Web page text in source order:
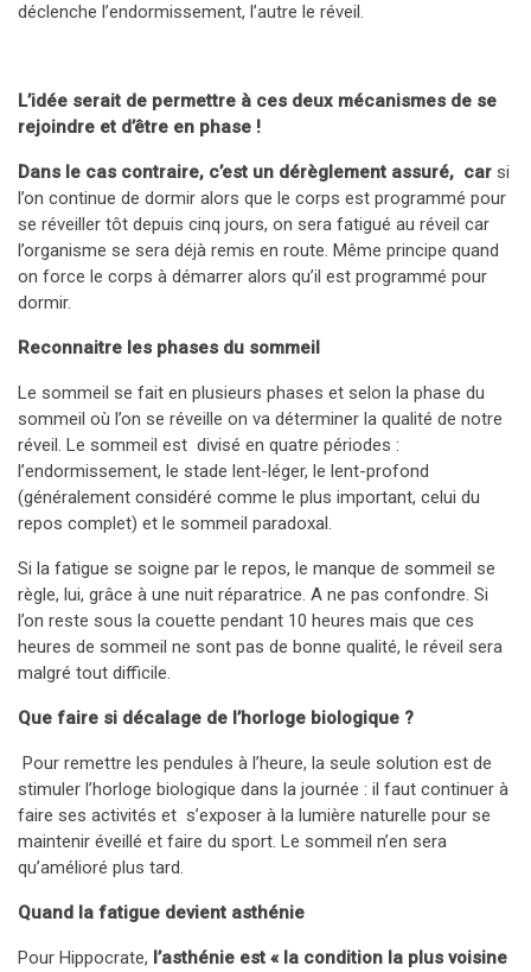
déclenche l’endormissement, l’autre le réveil.
L’idée serait de permettre à ces deux mécanismes de se
rejoindre et d’être en phase !
Dans le cas contraire, c’est un dérèglement assuré, car si
l’on continue de dormir alors que le corps est programmé pour
se réveiller tôt depuis cinq jours, on sera fatigué au réveil car
l’organisme se sera déjà remis en route. Même principe quand
on force le corps à démarrer alors qu’il est programmé pour
dormir.
Reconnaitre les phases du sommeil
Le sommeil se fait en plusieurs phases et selon la phase du
sommeil où l’on se réveille on va déterminer la qualité de notre
réveil. Le sommeil est divisé en quatre périodes :
l’endormissement, le stade lent-léger, le lent-profond
(généralement considéré comme le plus important, celui du
repos complet) et le sommeil paradoxal.
Si la fatigue se soigne par le repos, le manque de sommeil se
règle, lui, grâce à une nuit réparatrice. A ne pas confondre. Si
l’on reste sous la couette pendant 10 heures mais que ces
heures de sommeil ne sont pas de bonne qualité, le réveil sera
malgré tout difficile.
Que faire si décalage de l’horloge biologique ?
Pour remettre les pendules à l’heure, la seule solution est de
stimuler l’horloge biologique dans la journée : il faut continuer à
faire ses activités et s’exposer à la lumière naturelle pour se
maintenir éveillé et faire du sport. Le sommeil n’en sera
qu’amélioré plus tard.
Quand la fatigue devient asthénie
Pour Hippocrate, l’asthénie est « la condition la plus voisine